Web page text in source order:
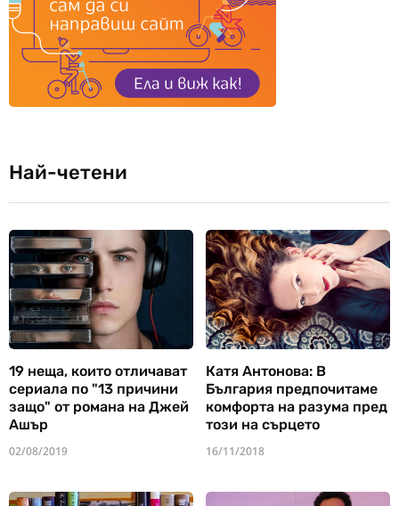
Най-четени
19 неща, които отличават
сериала по "13 причини
защо" от романа на Джей
Ашър
02/08/2019
Катя Антонова: В
България предпочитаме
комфорта на разума пред
този на сърцето
16/11/2018